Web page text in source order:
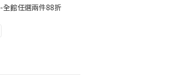
館任選兩件88折